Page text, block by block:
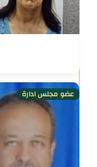
عضو مجلس ادارة